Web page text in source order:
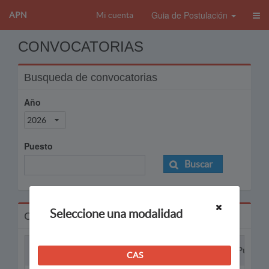
APN Mi cuenta Guia de Postulación
CONVOCATORIAS
Busqueda de convocatorias
Año
2026
Puesto
Buscar
Convocatorias
Puesto
Seleccione una modalidad
CAS